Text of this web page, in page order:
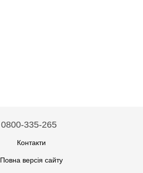
0800-335-265
Контакти
Повна версія сайту